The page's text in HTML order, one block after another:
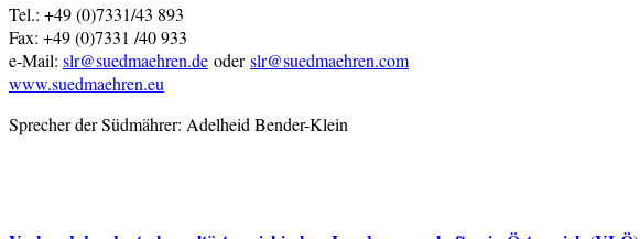
Tel.: +49 (0)7331/43 893
Fax: +49 (0)7331 /40 933
e-Mail: slr@suedmaehren.de oderslr@suedmaehren.com
www.suedmaehren.eu
Sprecher der Südmährer: Adelheid Bender-Klein